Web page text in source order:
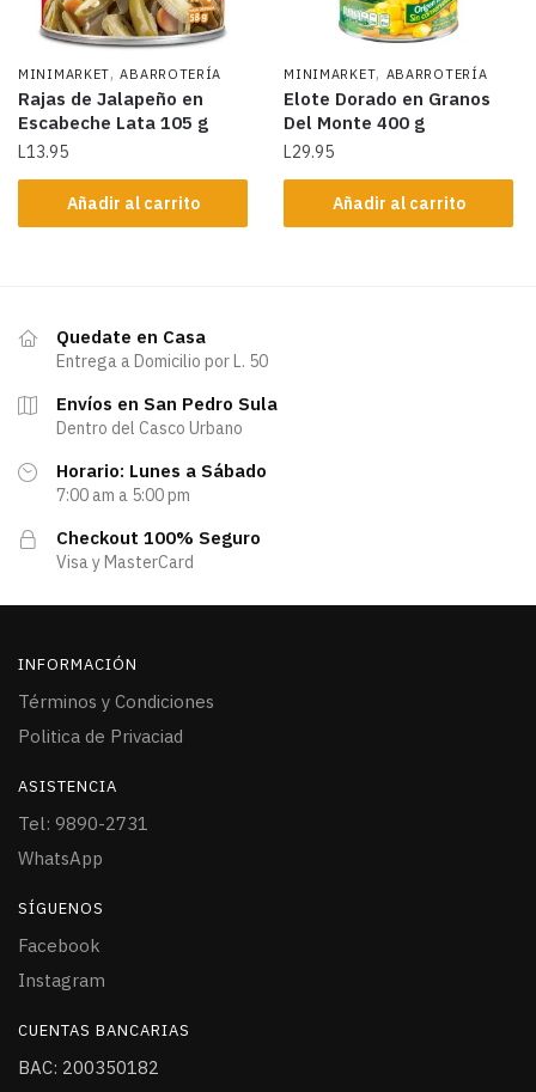
MINIMARKET,ABARROTERÍA
Rajas de Jalapeño en
Escabeche Lata 105 g
L13.95
Añadir al carrito
MINIMARKET, ABARROTERÍA
Elote Dorado en Granos
Del Monte 400 g
L29.95
Añadir al carrito
Quedate en Casa
Entrega a Domicilio por L. 50
Envíos en San Pedro Sula
Dentro del Casco Urbano
Horario: Lunes a Sábado
7:00 am a 5:00 pm
Checkout 100% Seguro
Visa y MasterCard
INFORMACIÓN
Términos y Condiciones
Politica de Privaciad
ASISTENCIA
Tel: 9890-2731
WhatsApp
SÍGUENOS
Facebook
Instagram
CUENTAS BANCARIAS
BAC: 200350182